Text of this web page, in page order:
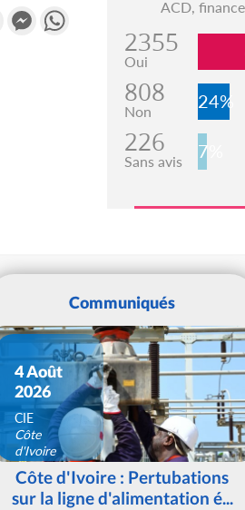
Gmail Messenger
ACD,
2355
Oui
808
Non 24%
226
Sans avis 7%
Communiqués
4 Août
2026
CIE
Côte
d'Ivoire
Côte d'Ivoire : Pertubations
sur la ligne d'alimentation é...